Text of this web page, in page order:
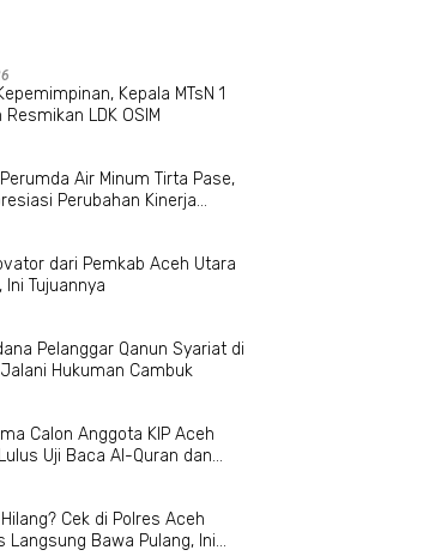
Kepala MTsN 1
LDK OSIM
Air Minum Tirta Pase,
Perubahan Kinerja
dari Pemkab Aceh Utara
Ini Tujuannya
Pelanggar Qanun Syariat di
Hukuman Cambuk
Calon Anggota KIP Aceh
Uji Baca Al-Quran dan
Cek di Polres Aceh
Langsung Bawa Pulang, Ini